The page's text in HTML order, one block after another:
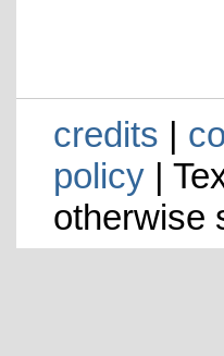
credits |
policy|
otherwise